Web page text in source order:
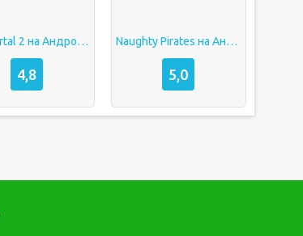
Teleportal 2 на Андроид
4,8
Naughty Pirates на Андроид
5,0